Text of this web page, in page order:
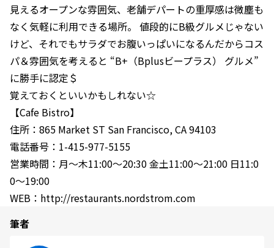
見えるオープンな雰囲気、老舗デパートの重厚感は微塵も
なく気軽に利用できる場所。 値段的にB級グルメじゃない
けど、それでもサラダでお腹いっぱいになるんだからコス
パ＆雰囲気を考えると “B+（Bplusビープラス） グルメ”
に勝手に認定＄
覚えておくといいかもしれない☆
【Cafe Bistro】
住所：865 Market ST San Francisco, CA 94103
電話番号：1-415-977-5155
営業時間：月〜木11:00〜20:30 金土11:00〜21:00 日11:0
0〜19:00
WEB：http://restaurants.nordstrom.com
筆者